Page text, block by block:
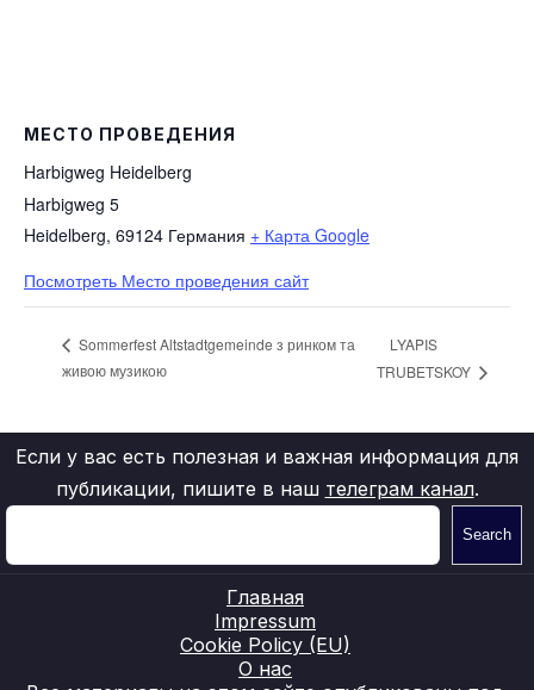
МЕСТО ПРОВЕДЕНИЯ
Harbigweg Heidelberg
Harbigweg 5
Heidelberg, 69124 Германия + Карта Google
Посмотреть Место проведения сайт
Sommerfest Altstadtgemeinde з ринком та
живою музикою
LYAPIS
TRUBETSKOY
Если у вас есть полезная и важная информация для
публикации, пишите в наш телеграм канал.
Search
Главная
Impressum
Cookie Policy (EU)
О нас